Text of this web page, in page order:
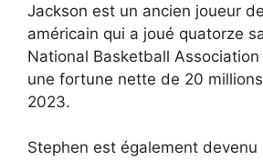
Jackson est un ancien joueur
américain qui a joué quatorze
National Basketball
une fortune nette de 20
2023.
Stephen est également